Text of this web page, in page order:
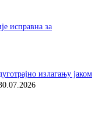
исправна за
излагању јаком